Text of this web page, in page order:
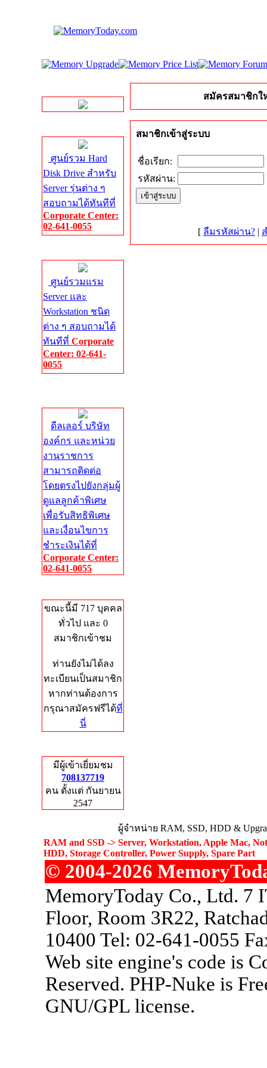
ศูนย์รวม Hard
Disk Drive สำหรับ
Server รุ่นต่าง ๆ
สอบถามได้ทันทีที่
Corporate Center:
02-641-0055
ศูนย์รวมแรม
Server และ
Workstation ชนิด
ต่าง ๆ สอบถามได้
ทันทีที่ Corporate
Center: 02-641-
0055
ดีลเลอร์ บริษัท
องค์กร และหน่วย
งานราชการ
สามารถติดต่อ
โดยตรงไปยังกลุ่มผู้
ดูแลลูกค้าพิเศษ
เพื่อรับสิทธิพิเศษ
และเงื่อนไขการ
ชำระเงินได้ที่
Corporate Center:
02-641-0055
ขณะนี้มี 717 บุคคล
ทั่วไป และ 0
สมาชิกเข้าชม
ท่านยังไม่ได้ลง
ทะเบียนเป็นสมาชิก
หากท่านต้องการ
กรุณาสมัครฟรีได้ที่
นี่
มีผู้เข้าเยี่ยมชม
708137719
คน ตั้งแต่ กันยายน
2547
สมัครสมาชิกใ
สมาชิกเข้าสู่ระบบ
ชื่อเรียก:
รหัสผ่าน:
[ ลืมรหัสผ่าน? |
ผู้จำหน่าย RAM, SSD, HDD &
RAM and SSD -> Server, Workstation, Apple Mac,
HDD, Storage Controller, Power Supply, Spare Part
© 2004-2026
MemoryToday Co., Ltd. 7
Floor, Room 3R22,
10400 Tel: 02-641-0055
Web site engine's code is
Reserved. PHP-Nuke is
GNU/GPL license.